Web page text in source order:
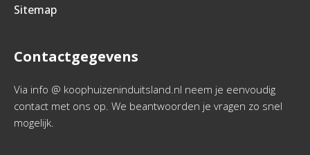
Sitemap
Contactgegevens
Via info @ koophuizeninduitsland.nl neem je eenvoudig
contact met ons op. We beantwoorden je vragen zo snel
mogelijk.